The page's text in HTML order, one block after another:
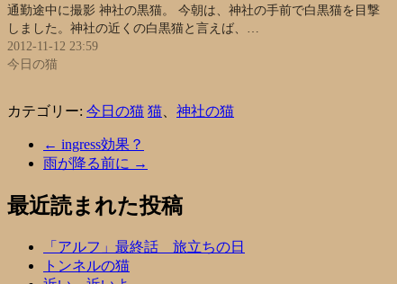
通勤途中に撮影 神社の黒猫。 今朝は、神社の手前で白黒猫を目撃
しました。神社の近くの白黒猫と言えば、…
2012-11-12 23:59
今日の猫
カテゴリー: 今日の猫 猫 神社の猫
← ingress効果？
雨が降る前に →
最近読まれた投稿
「アルフ」最終話 旅立ちの日
トンネルの猫